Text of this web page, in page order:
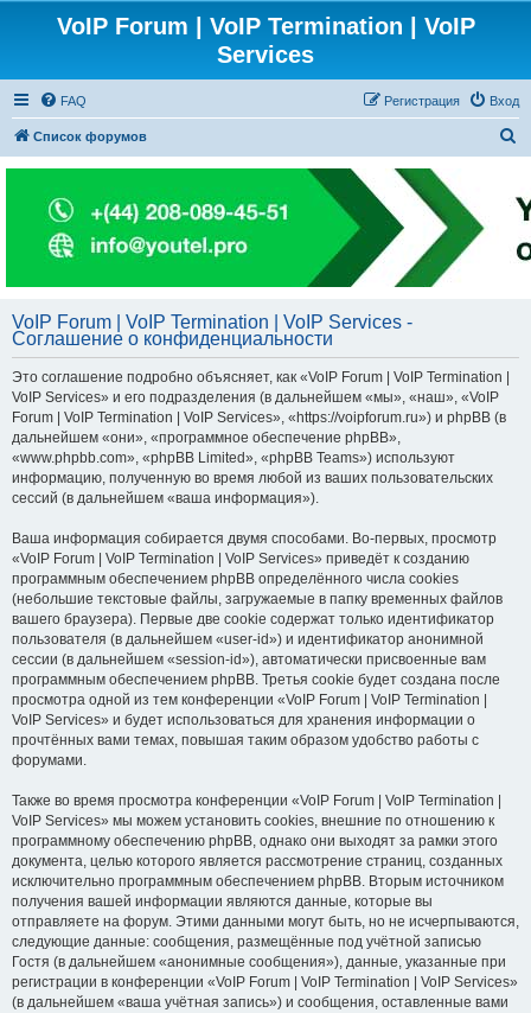
VoIP Forum | VoIP Termination | VoIP
Services
FAQ Вход
Регистрация
Список форумов
с
к
VoIP Forum | VoIP Termination | VoIP Services -
Соглашение о конфиденциальности
Это соглашение подробно объясняет, как «VoIP Forum | VoIP Termination |
VoIP Services» и его подразделения (в дальнейшем «мы», «наш», «VoIP
Forum | VoIP Termination | VoIP Services», «https://voipforum.ru») и phpBB (в
дальнейшем «они», «программное обеспечение phpBB»,
«www.phpbb.com», «phpBB Limited», «phpBB Teams») используют
информацию, полученную во время любой из ваших пользовательских
сессий (в дальнейшем «ваша информация»).
Ваша информация собирается двумя способами. Во-первых, просмотр
«VoIP Forum | VoIP Termination | VoIP Services» приведёт к созданию
программным обеспечением phpBB определённого числа cookies
(небольшие текстовые файлы, загружаемые в папку временных файлов
вашего браузера). Первые две cookie содержат только идентификатор
пользователя (в дальнейшем «user-id») и идентификатор анонимной
сессии (в дальнейшем «session-id»), автоматически присвоенные вам
программным обеспечением phpBB. Третья cookie будет создана после
просмотра одной из тем конференции «VoIP Forum | VoIP Termination |
VoIP Services» и будет использоваться для хранения информации о
прочтённых вами темах, повышая таким образом удобство работы с
форумами.
Также во время просмотра конференции «VoIP Forum | VoIP Termination |
VoIP Services» мы можем установить cookies, внешние по отношению к
программному обеспечению phpBB, однако они выходят за рамки этого
документа, целью которого является рассмотрение страниц, созданных
исключительно программным обеспечением phpBB. Вторым источником
получения вашей информации являются данные, которые вы
отправляете на форум. Этими данными могут быть, но не исчерпываются,
следующие данные: сообщения, размещённые под учётной записью
Гостя (в дальнейшем «анонимные сообщения»), данные, указанные при
регистрации в конференции «VoIP Forum | VoIP Termination | VoIP Services»
(в дальнейшем «ваша учётная запись») и сообщения, оставленные вами